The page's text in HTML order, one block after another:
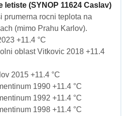
letiste (SYNOP 11624 Caslav)
prumerna rocni teplota na
(mimo Prahu Karlov).
+11.4 °C
oblast Vitkovic 2018 +11.4
2015 +11.4 °C
1990 +11.4 °C
1992 +11.4 °C
1998 +11.4 °C